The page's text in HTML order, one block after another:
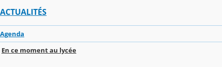
ACTUALITÉS
Agenda
En ce moment au lycée